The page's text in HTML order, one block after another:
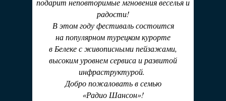
подарит неповторимые мгновения веселья и
радости!
В этом году фестиваль состоится
на популярном турецком курорте
в Белеке с живописными пейзажами,
высоким уровнем сервиса и развитой
инфраструктурой.
Добро пожаловать в семью
«Радио Шансон»!